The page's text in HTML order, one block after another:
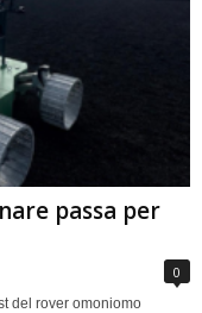
passa per
0
del rover omoniomo